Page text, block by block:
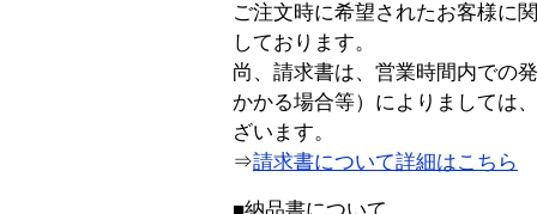
ご注文時に希望されたお客様に
しております。
尚、請求書は、営業時間内での
かかる場合等）によりましては
ざいます。
⇒請求書について詳細はこちら